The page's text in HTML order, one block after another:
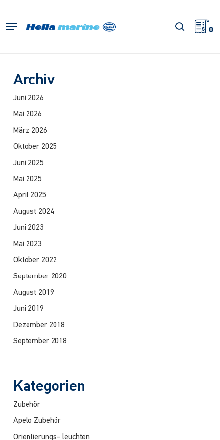
springen
Menü Suche
0
Archiv
Juni 2026
Mai 2026
März 2026
Oktober 2025
Juni 2025
Mai 2025
April 2025
August 2024
Juni 2023
Mai 2023
Oktober 2022
September 2020
August 2019
Juni 2019
Dezember 2018
September 2018
Kategorien
Zubehör
Apelo Zubehör
Orientierungs- leuchten